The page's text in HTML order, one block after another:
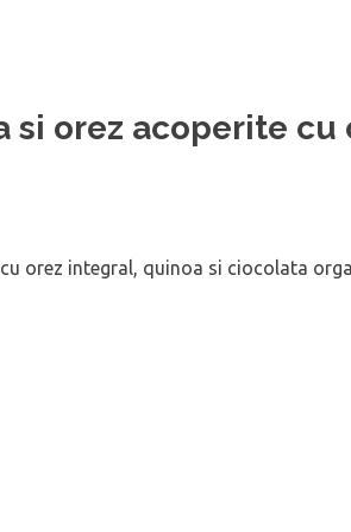
si orez acoperite cu
orez integral, quinoa si ciocolata